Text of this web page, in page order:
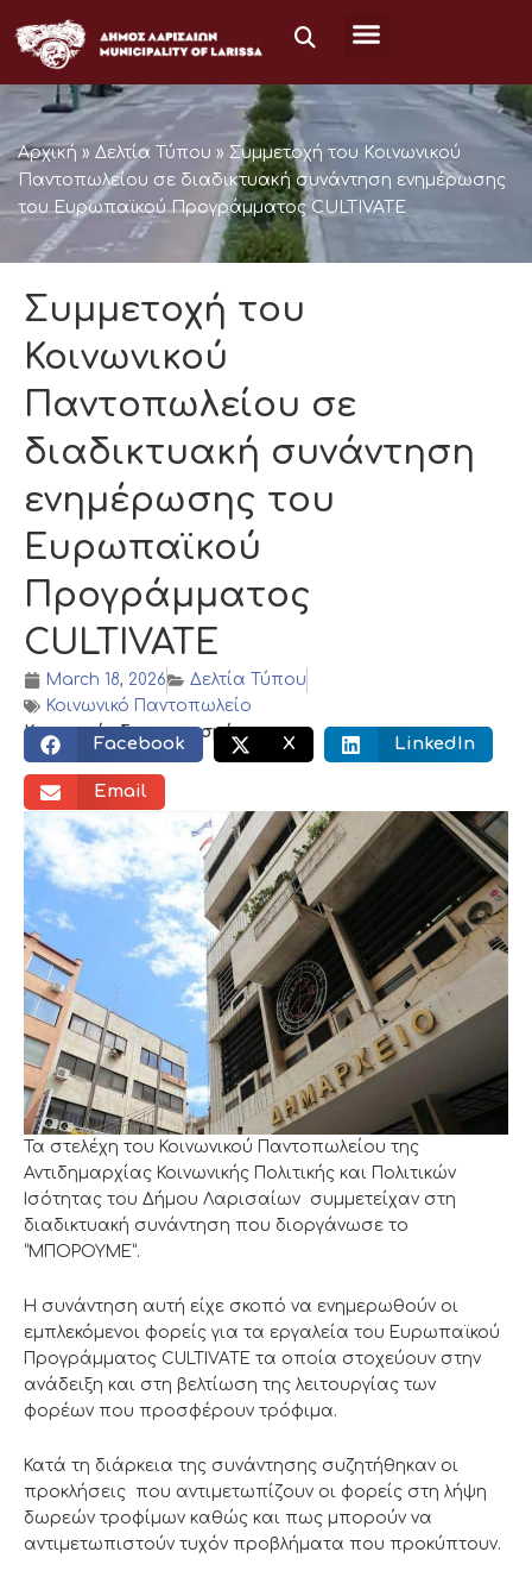
to
content
Αρχική » Δελτία Τύπου » Συμμετοχή του Κοινωνικού
Παντοπωλείου σε διαδικτυακή συνάντηση ενημέρωσης
του Ευρωπαϊκού Προγράμματος CULTIVATE
Συμμετοχή του
Κοινωνικού
Παντοπωλείου σε
διαδικτυακή συνάντηση
ενημέρωσης του
Ευρωπαϊκού
Προγράμματος
CULTIVATE
March 18, 2026
Δελτία Τύπου
Κοινωνικό Παντοπωλείο
Κοινωνικός διαμοιρασμός:
Facebook X LinkedIn
Email
Τα στελέχη του Κοινωνικού Παντοπωλείου της
Αντιδημαρχίας Κοινωνικής Πολιτικής και Πολιτικών
Ισότητας του Δήμου Λαρισαίων συμμετείχαν στη
διαδικτυακή συνάντηση που διοργάνωσε το
“ΜΠΟΡΟΥΜΕ”.
Η συνάντηση αυτή είχε σκοπό να ενημερωθούν οι
εμπλεκόμενοι φορείς για τα εργαλεία του Ευρωπαϊκού
Προγράμματος CULTIVATE τα οποία στοχεύουν στην
ανάδειξη και στη βελτίωση της λειτουργίας των
φορέων που προσφέρουν τρόφιμα.
Κατά τη διάρκεια της συνάντησης συζητήθηκαν οι
προκλήσεις που αντιμετωπίζουν οι φορείς στη λήψη
δωρεών τροφίμων καθώς και πως μπορούν να
αντιμετωπιστούν τυχόν προβλήματα που προκύπτουν.